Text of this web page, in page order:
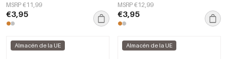
MSRP €11,99
€3,95
MSRP €12,99
€3,95
Almacén de la UE Almacén de la UE